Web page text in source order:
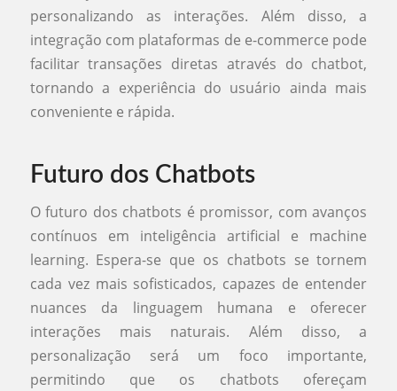
personalizando as interações. Além disso, a
integração com plataformas de e-commerce pode
facilitar transações diretas através do chatbot,
tornando a experiência do usuário ainda mais
conveniente e rápida.
Futuro dos Chatbots
O futuro dos chatbots é promissor, com avanços
contínuos em inteligência artificial e machine
learning. Espera-se que os chatbots se tornem
cada vez mais sofisticados, capazes de entender
nuances da linguagem humana e oferecer
interações mais naturais. Além disso, a
personalização será um foco importante,
permitindo que os chatbots ofereçam